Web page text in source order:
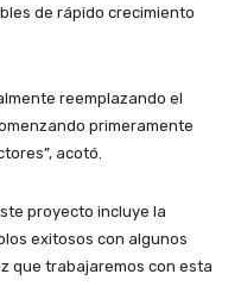
de rápido crecimiento
reemplazando el
primeramente
acotó.
proyecto incluye la
exitosos con algunos
que trabajaremos con esta